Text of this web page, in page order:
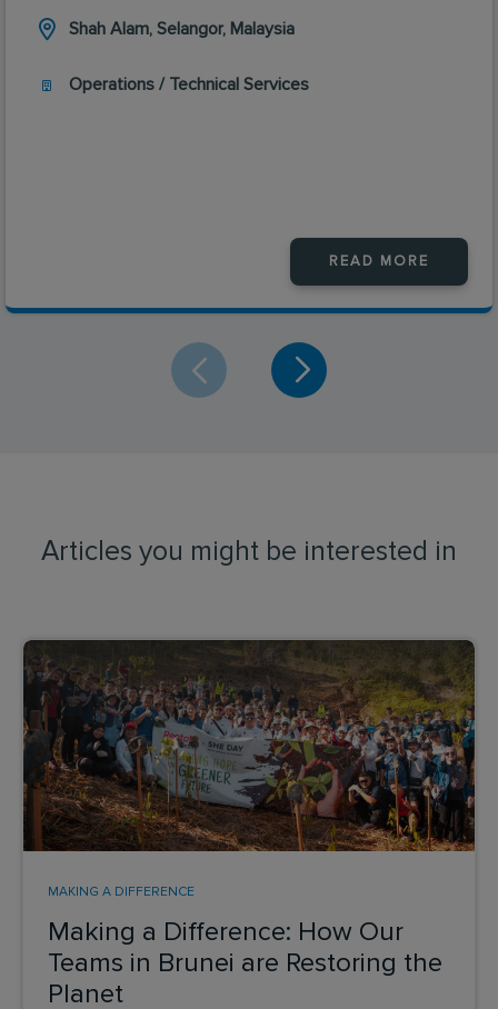
Shah Alam, Selangor, Malaysia
Operations / Technical Services
READ MORE
Articles you might be interested in
Making a Difference: How Our
Teams in Brunei are Restoring the
Planet
MAKING A DIFFERENCE